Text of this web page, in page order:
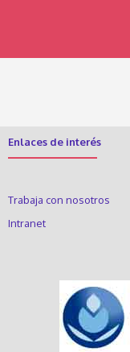
Enlaces de interés
Trabaja con nosotros
Intranet